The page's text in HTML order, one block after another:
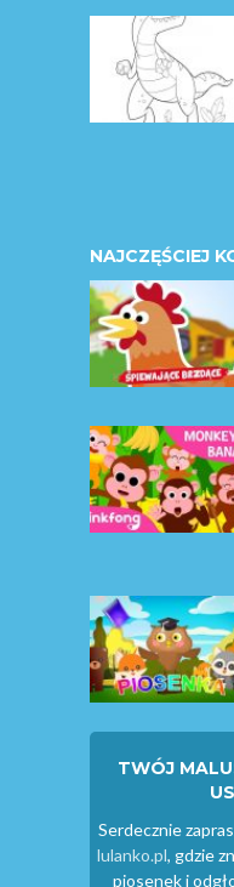
NAJCZĘŚCIEJ
TWÓJ
Serdecznie
lulanko.pl, gdzie
piosenek i